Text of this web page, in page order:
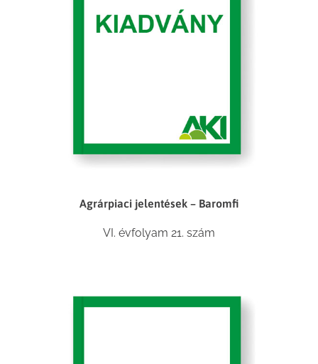
Agrárpiaci jelentések – Baromfi
VI. évfolyam 21. szám